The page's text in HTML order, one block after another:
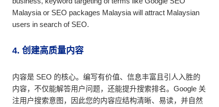
Malaysia or SEO packages Malaysia will attract Malaysian
users in search of SEO.
4. 创建高质量内容
内容是 SEO 的核心。编写有价值、信息丰富且引人入胜的
内容，不仅能解答用户问题，还能提升搜索排名。Google 关
注用户搜索意图，因此您的内容应结构清晰、易读，并自然